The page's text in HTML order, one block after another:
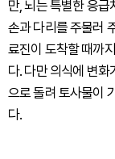
만, 뇌는 특별한 응급
손과 다리를 주물러
료진이 도착할 때까
다. 다만 의식에 변
으로 돌려 토사물이
다.